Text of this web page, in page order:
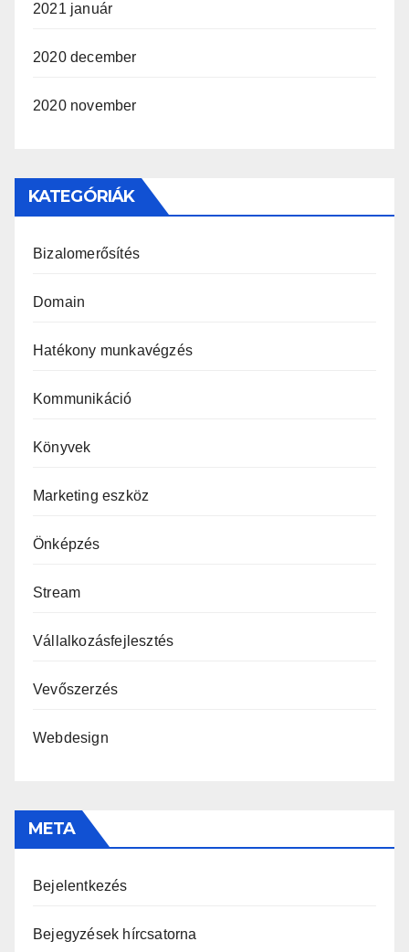
2021 január
2020 december
2020 november
KATEGÓRIÁK
Bizalomerősítés
Domain
Hatékony munkavégzés
Kommunikáció
Könyvek
Marketing eszköz
Önképzés
Stream
Vállalkozásfejlesztés
Vevőszerzés
Webdesign
META
Bejelentkezés
Bejegyzések hírcsatorna